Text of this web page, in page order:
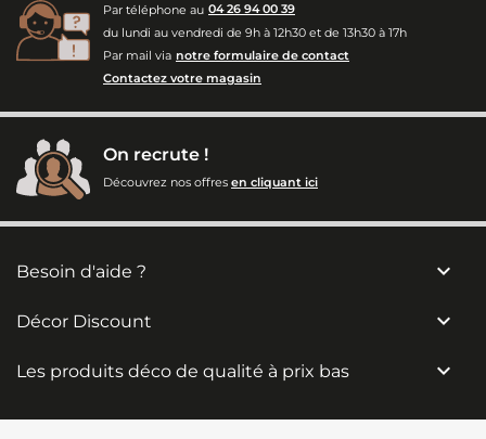
Par téléphone au 04 26 94 00 39
du lundi au vendredi de 9h à 12h30 et de 13h30 à 17h
Par mail via notre formulaire de contact
Contactez votre magasin
On recrute !
Découvrez nos offres en cliquant ici
Besoin d'aide ? 
Décor Discount 
Les produits déco de qualité à prix bas 